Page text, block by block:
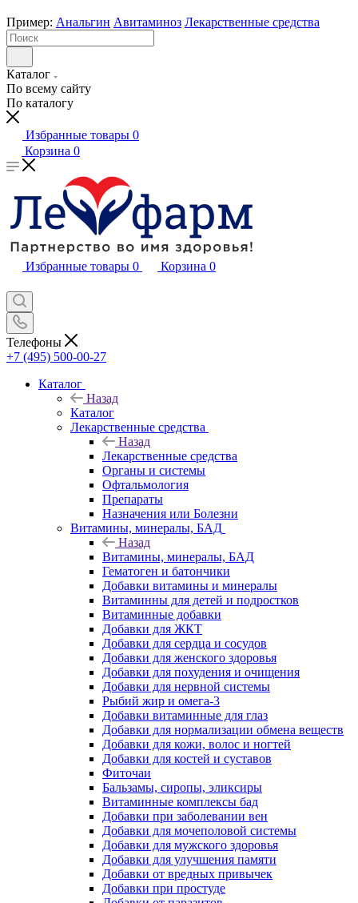
Пример: Анальгин Авитаминоз Лекарственные средства
Каталог
По всему сайту
По каталогу
Избранные товары 0
Корзина 0
Избранные товары 0 Корзина 0
Телефоны
+7 (495) 500-00-27
Каталог
Назад
Каталог
Лекарственные средства
Назад
Лекарственные средства
Органы и системы
Офтальмология
Препараты
Назначения или Болезни
Витамины, минералы, БАД
Назад
Витамины, минералы, БАД
Гематоген и батончики
Добавки витамины и минералы
Витаминны для детей и подростков
Витаминные добавки
Добавки для ЖКТ
Добавки для сердца и сосудов
Добавки для женского здоровья
Добавки для похудения и очищения
Добавки для нервной системы
Рыбий жир и омега-3
Добавки витаминные для глаз
Добавки для нормализации обмена веществ
Добавки для кожи, волос и ногтей
Добавки для костей и суставов
Фиточаи
Бальзамы, сиропы, эликсиры
Витаминные комплексы бад
Добавки при заболевании вен
Добавки для мочеполовой системы
Добавки для мужского здоровья
Добавки для улучшения памяти
Добавки от вредных привычек
Добавки при простуде